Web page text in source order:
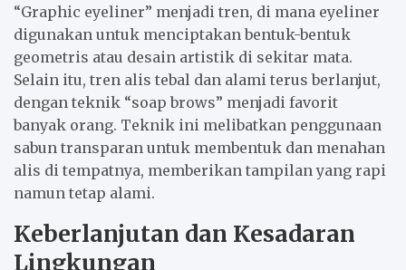
“Graphic eyeliner” menjadi tren, di mana eyeliner
digunakan untuk menciptakan bentuk-bentuk
geometris atau desain artistik di sekitar mata.
Selain itu, tren alis tebal dan alami terus berlanjut,
dengan teknik “soap brows” menjadi favorit
banyak orang. Teknik ini melibatkan penggunaan
sabun transparan untuk membentuk dan menahan
alis di tempatnya, memberikan tampilan yang rapi
namun tetap alami.
Keberlanjutan dan Kesadaran
Lingkungan